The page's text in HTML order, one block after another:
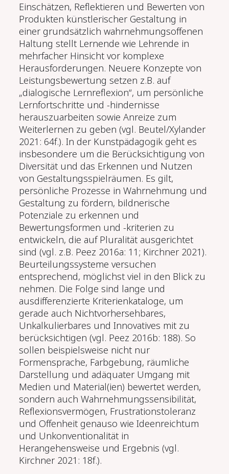
Einschätzen, Reflektieren und Bewerten von
Produkten künstlerischer Gestaltung in
einer grundsätzlich wahrnehmungsoffenen
Haltung stellt Lernende wie Lehrende in
mehrfacher Hinsicht vor komplexe
Herausforderungen. Neuere Konzepte von
Leistungsbewertung setzen z.B. auf
„dialogische Lernreflexion“, um persönliche
Lernfortschritte und -hindernisse
herauszuarbeiten sowie Anreize zum
Weiterlernen zu geben (vgl. Beutel/Xylander
2021: 64f.). In der Kunstpädagogik geht es
insbesondere um die Berücksichtigung von
Diversität und das Erkennen und Nutzen
von Gestaltungsspielräumen. Es gilt,
persönliche Prozesse in Wahrnehmung und
Gestaltung zu fördern, bildnerische
Potenziale zu erkennen und
Bewertungsformen und -kriterien zu
entwickeln, die auf Pluralität ausgerichtet
sind (vgl. z.B. Peez 2016a: 11; Kirchner 2021).
Beurteilungssysteme versuchen
entsprechend, möglichst viel in den Blick zu
nehmen. Die Folge sind lange und
ausdifferenzierte Kriterienkataloge, um
gerade auch Nichtvorhersehbares,
Unkalkulierbares und Innovatives mit zu
berücksichtigen (vgl. Peez 2016b: 188). So
sollen beispielsweise nicht nur
Formensprache, Farbgebung, räumliche
Darstellung und adäquater Umgang mit
Medien und Material(ien) bewertet werden,
sondern auch Wahrnehmungssensibilität,
Reflexionsvermögen, Frustrationstoleranz
und Offenheit genauso wie Ideenreichtum
und Unkonventionalität in
Herangehensweise und Ergebnis (vgl.
Kirchner 2021: 18f.).